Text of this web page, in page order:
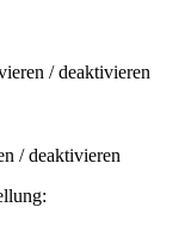
/ deaktivieren
/ deaktivieren